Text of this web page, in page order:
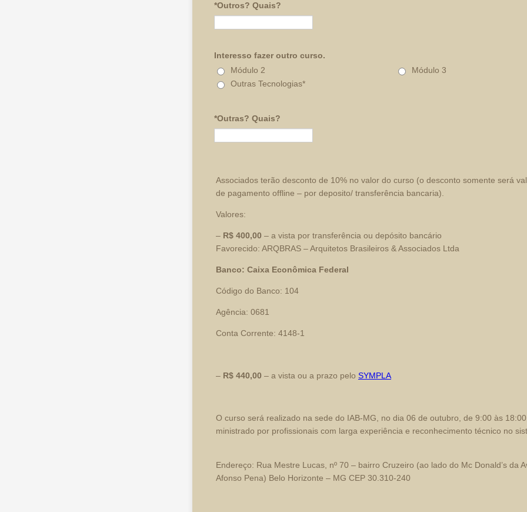
*Outros? Quais?
Interesso fazer outro curso.
Módulo 2
Módulo 3
Outras Tecnologias*
*Outras? Quais?
Associados terão desconto de 10% no valor do curso (o desconto somente será
de pagamento offline – por deposito/ transferência bancaria).
Valores:
– R$ 400,00 – a vista por transferência ou depósito bancário
Favorecido: ARQBRAS – Arquitetos Brasileiros & Associados Ltda
Banco: Caixa Econômica Federal
Código do Banco: 104
Agência: 0681
Conta Corrente: 4148-1
– R$ 440,00 – a vista ou a prazo pelo SYMPLA
O curso será realizado na sede do IAB-MG, no dia 06 de outubro, de 9:00 às
ministrado por profissionais com larga experiência e reconhecimento técnico no
Endereço: Rua Mestre Lucas, nº 70 – bairro Cruzeiro (ao lado do Mc Donald’s da
Afonso Pena) Belo Horizonte – MG CEP 30.310-240